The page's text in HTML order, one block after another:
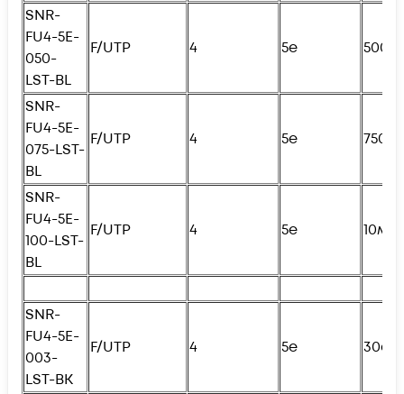
SNR-
FU4-5E-
050-
LST-BL
F/UTP 4 5e
SNR-
FU4-5E-
075-LST-
BL
F/UTP 4 5e
SNR-
FU4-5E-
100-LST-
BL
F/UTP 4 5e 10м
SNR-
FU4-5E-
003-
LST-BK
F/UTP 4 5e 30см